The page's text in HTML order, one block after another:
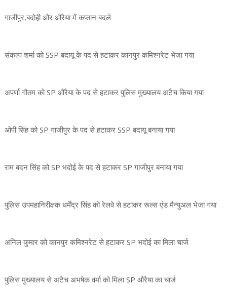
गाजीपुर,बदोही और औरैया में कप्तान बदले
संकल्प शर्मा को SSP बदायू के पद से हटाकर कानपुर कमिश्नरेट भेजा गया
अपर्णा गौतम को SP औरैया के पद से हटाकर पुलिस मुख्यालय अटैच किया गया
ओपी सिंह को SP गाजीपुर के पद से हटाकर SSP बदायू बनाया गया
राम बदन सिंह को SP भदोई के पद से हटाकर SP गाजीपुर बनाया गया
पुलिस उपमहानिरीक्षक धर्मेंद्र सिंह को रेलवे से हटाकर रूल्स एंड मैन्युअल भेजा गया
अनिल कुमार को कानपुर कमिश्नरेट से हटाकर SP भदोई का मिला चार्ज
पुलिस मुख्यालय से अटैच अभषेक वर्मा को मिला SP औरैया का चार्ज